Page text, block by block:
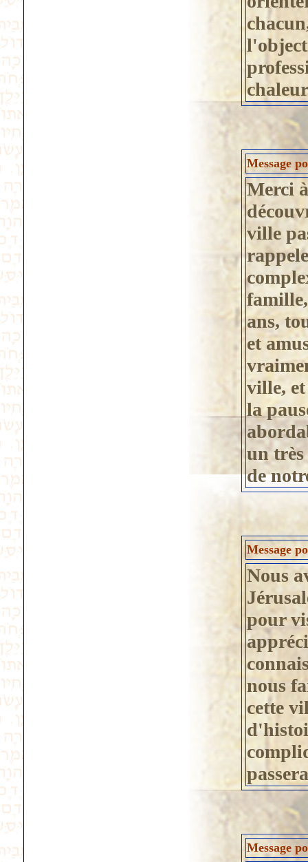
Message
Merci
ville
famille,
ans,
et
ville,
la
un très
de
Message
Nous
pour
nous
cette
Message